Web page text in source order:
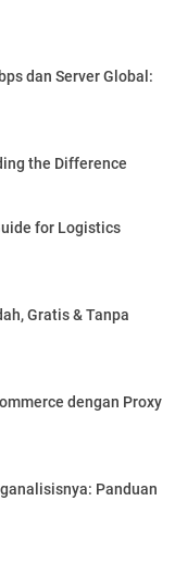
dan Server Global:
the Difference
for Logistics
Gratis & Tanpa
dengan Proxy
Panduan